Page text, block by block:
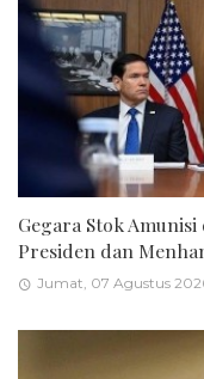
Gegara Stok
Presiden dan
Jumat, 07 Agustus